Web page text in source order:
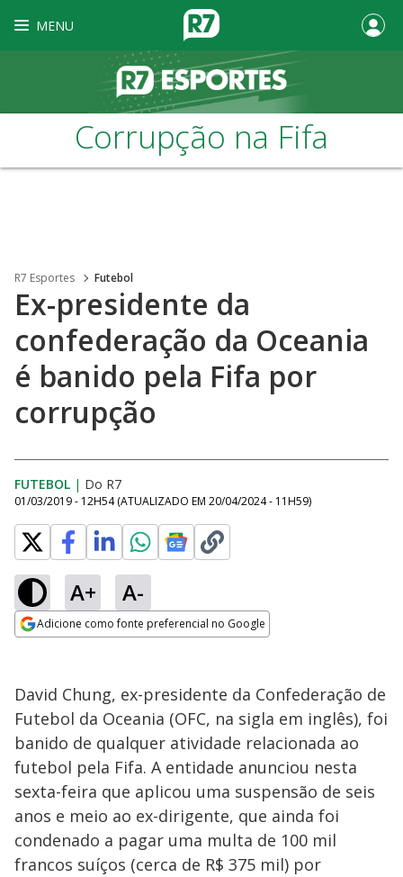
MENU
Corrupção na Fifa
R7 Esportes Futebol
Ex-presidente da
confederação da Oceania
é banido pela Fifa por
corrupção
FUTEBOL | Do R7
01/03/2019 - 12H54 (ATUALIZADO EM 20/04/2024 - 11H59)
A+ A-
Adicione como fonte preferencial no Google
David Chung, ex-presidente da Confederação de
Futebol da Oceania (OFC, na sigla em inglês), foi
banido de qualquer atividade relacionada ao
futebol pela Fifa. A entidade anunciou nesta
sexta-feira que aplicou uma suspensão de seis
anos e meio ao ex-dirigente, que ainda foi
condenado a pagar uma multa de 100 mil
francos suíços (cerca de R$ 375 mil) por